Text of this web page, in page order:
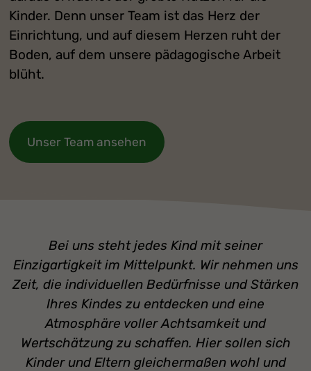
Kinder. Denn unser Team ist das Herz der
Einrichtung, und auf diesem Herzen ruht der
Boden, auf dem unsere pädagogische Arbeit
blüht.
Unser Team ansehen
Bei uns steht jedes Kind mit seiner
Einzigartigkeit im Mittelpunkt. Wir nehmen uns
Zeit, die individuellen Bedürfnisse und Stärken
Ihres Kindes zu entdecken und eine
Atmosphäre voller Achtsamkeit und
Wertschätzung zu schaffen. Hier sollen sich
Kinder und Eltern gleichermaßen wohl und